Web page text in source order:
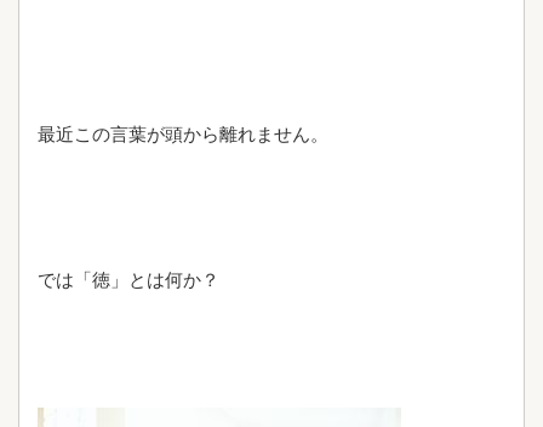
最近この言葉が頭から離れません。
では「徳」とは何か？